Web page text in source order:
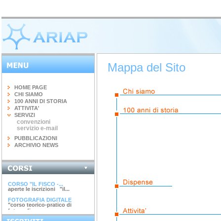
HOME PAGE
CHI SIAMO
100 ANNI DI STORIA
ATTIVITA'
SERVIZI
convenzioni
servizio e-mail
PUBBLICAZIONI
ARCHIVIO NEWS
INGEGNERIA DEL...
terminato il corso di 20 ore...
CORSO "IL FISCO -...
aperte le iscrizioni "il...
FOTOGRAFIA DIGITALE
"corso teorico-pratico di
fotografia...
ARGINI, SPONDE E...
corso di 4 ore argini, spinde
Mappa del Sito